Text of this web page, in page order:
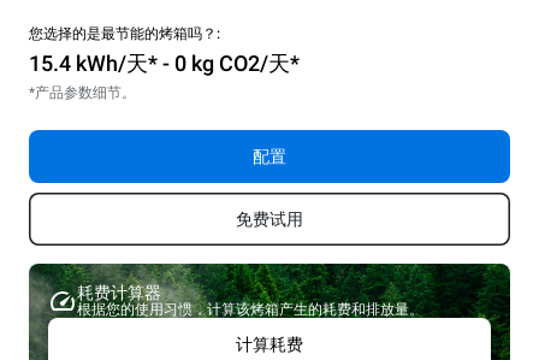
您选择的是最节能的烤箱吗？:
15.4 kWh/天* - 0 kg CO2/天*
*产品参数细节。
配置
免费试用
耗费计算器
根据您的使用习惯，计算该烤箱产生的耗费和排放量。
计算耗费